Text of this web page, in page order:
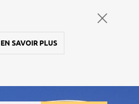
EN SAVOIR PLUS